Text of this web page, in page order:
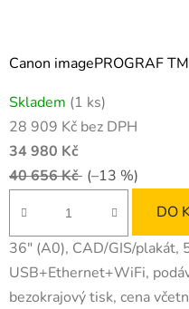
Canon imagePROGRAF
Skladem (1 ks)
28 909 Kč bez DPH
34 980 Kč
40 656 Kč (–13 %)
DO
36" (A0), CAD/GIS/
USB+Ethernet+WiFi,
bezokrajový tisk, cena